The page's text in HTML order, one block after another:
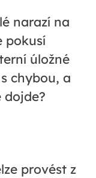
narazí na
pokusí
úložné
chybou, a
dojde?
provést z